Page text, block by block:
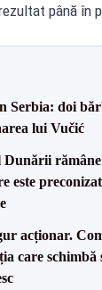
până în
Serbia: doi
lui Vučić
rămâne
este
acționar.
care schimbă